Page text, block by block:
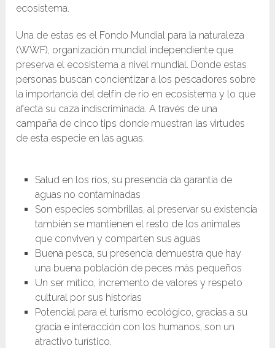
ecosistema.
Una de estas es el Fondo Mundial para la naturaleza
(WWF), organización mundial independiente que
preserva el ecosistema a nivel mundial. Donde estas
personas buscan concientizar a los pescadores sobre
la importancia del delfín de río en ecosistema y lo que
afecta su caza indiscriminada. A través de una
campaña de cinco tips donde muestran las virtudes
de esta especie en las aguas.
Salud en los ríos, su presencia da garantía de
aguas no contaminadas
Son especies sombrillas, al preservar su existencia
también se mantienen el resto de los animales
que conviven y comparten sus aguas
Buena pesca, su presencia demuestra que hay
una buena población de peces más pequeños
Un ser mítico, incremento de valores y respeto
cultural por sus historias
Potencial para el turismo ecológico, gracias a su
gracia e interacción con los humanos, son un
atractivo turístico.